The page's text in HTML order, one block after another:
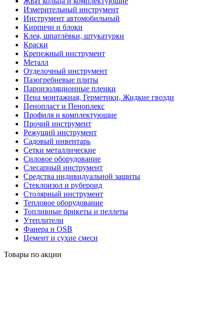
Измерительный инструмент
Инструмент автомобильный
Кирпичи и блоки
Клея, шпатлёвки, штукатурки
Краски
Крепежный инструмент
Металл
Отделочный инструмент
Пазогребневые плиты
Пароизоляционные пленки
Пена монтажная, Герметики, Жидкие гвозди
Пенопласт и Пеноплекс
Профиля и комплектующие
Прочий инструмент
Режущий инструмент
Садовый инвентарь
Сетки металлические
Силовое оборудование
Слесарный инструмент
Средства индивидуальной защиты
Стеклоизол и рубероид
Столярный инструмент
Тепловое оборудование
Топливные брикеты и пеллеты
Утеплители
Фанера и OSB
Цемент и сухие смеси
Товары по акции